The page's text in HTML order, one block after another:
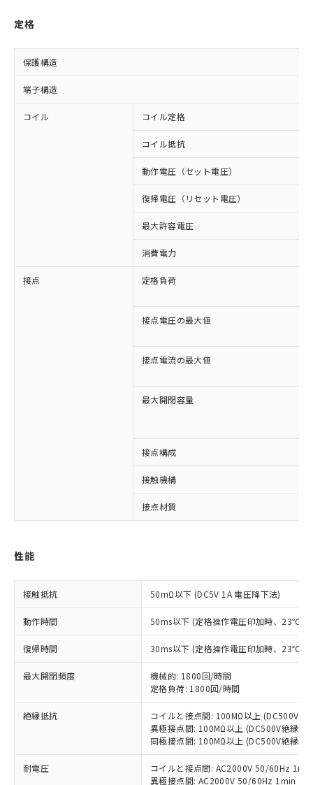
定格
保護構造
端子構造
コイル コイル定格
コイル抵抗
動作電圧（セット電圧）
復帰電圧（リセット電圧）
最大許容電圧
消費電力
接点 定格負荷
接点電圧の最大値
接点電流の最大値
最大開閉容量
接点構成
接触機構
接点材質
性能
接触抵抗 50mΩ以下 (DC5V 1A 電圧降下法)
動作時間 50ms以下 (定格操作電圧印加時、23℃、
復帰時間 30ms以下 (定格操作電圧印加時、23℃、
最大開閉頻度
機械的: 1800回/時間
定格負荷: 1800回/時間
絶縁抵抗
コイルと接点間: 100MΩ以上 (DC500V絶
異極接点間: 100MΩ以上 (DC500V絶縁抵
同極接点間: 100MΩ以上 (DC500V絶縁抵
耐電圧
コイルと接点間: AC2000V 50/60Hz 1min
異極接点間: AC2000V 50/60Hz 1min
ご利用条件
ご利用ください。
本サービスは、当社制御機器事業取扱
商品の当社在庫状況および標準価格
(税抜)を提供させていただくもので
当社制御機器事業取扱商品の中には、
本サービスの対象外となる商品もある
ことをご了承ください。
有に対応した製品に切り替える予定のある
商品です。
対応予定なし：EU RoHS指令（10物質）の
非含有に非対応の商品で、対応品を出す予
調査・確認中：EU RoHS指令（10物質）の
非含有の対応状況を調査中または確認中の
非該当品：ライセンス料など無形物で、有
害物質有無と関係のない商品です。
仕入先様の事情により、非含有部品として
いたものが、含有品と判明した場合などや
むを得ず変更することがあります。
※1 中国RoHS○×表
「○」：最大均質材料含有率が中国RoHSの
基準値以下であることを示します。
「×」：最大均質材料含有率が中国RoHSの
「－」：未確認です。当社販売部門へお問
当社は、これら貴社製品のうち、外国
為替および外国貿易法に定める商品